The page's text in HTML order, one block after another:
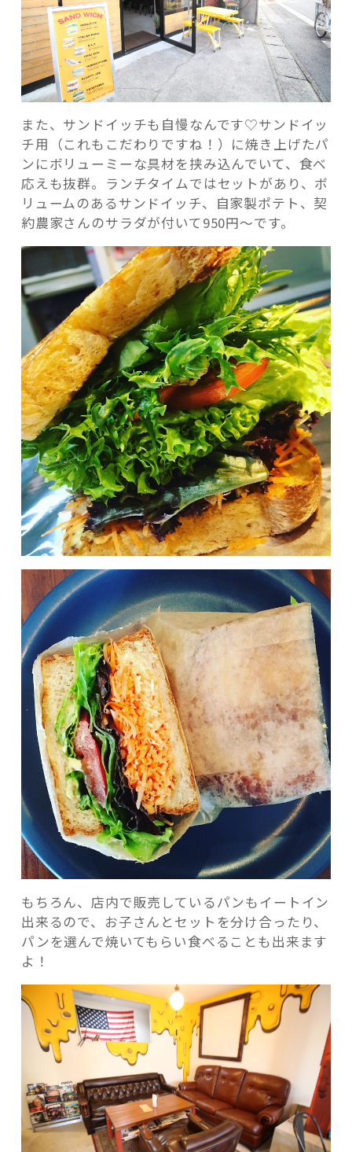
また、サンドイッチも自慢なんです♡サンドイッ
チ用（これもこだわりですね！）に焼き上げたパ
ンにボリューミーな具材を挟み込んでいて、食べ
応えも抜群。ランチタイムではセットがあり、ボ
リュームのあるサンドイッチ、自家製ポテト、契
約農家さんのサラダが付いて950円～です。
もちろん、店内で販売しているパンもイートイン
出来るので、お子さんとセットを分け合ったり、
パンを選んで焼いてもらい食べることも出来ます
よ！